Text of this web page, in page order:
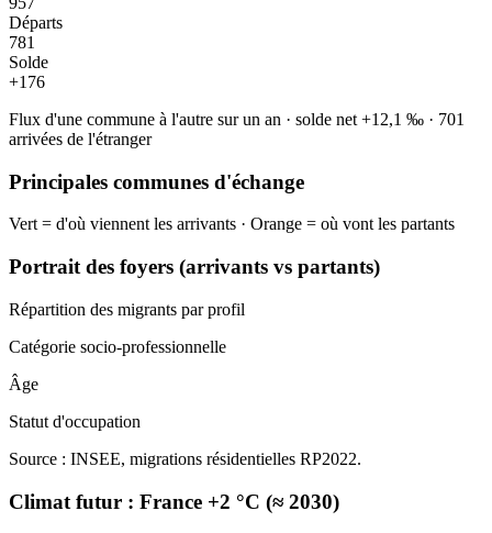
Départs
781
Solde
+176
Flux d'une commune à l'autre sur un an · solde net +12,1 ‰ · 701
arrivées de l'étranger
Principales communes d'échange
Vert = d'où viennent les arrivants · Orange = où vont les partants
Portrait des foyers (arrivants vs partants)
Répartition des migrants par profil
Catégorie socio-professionnelle
Âge
Statut d'occupation
Source : INSEE, migrations résidentielles RP2022.
Climat futur : France +2 °C (≈ 2030)